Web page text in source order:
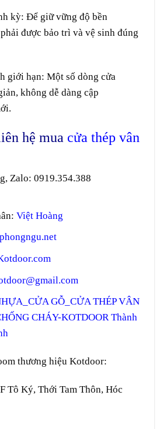
kỳ: Để giữ vững độ bền
phải được bảo trì và vệ sinh đúng
giới hạn: Một số dòng cửa
, không dễ dàng cập
hệ mua cửa thép vân
Zalo: 0919.354.388
Việt Hoàng
GỖ_CỬA THÉP VÂN
CHÁY-KOTDOOR Thành
thương hiệu Kotdoor:
Tô Ký, Thới Tam Thôn, Hóc